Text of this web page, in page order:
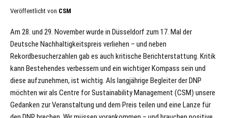
Veröffentlicht von CSM
Am 28. und 29. November wurde in Düsseldorf zum 17. Mal der
Deutsche Nachhaltigkeitspreis verliehen – und neben
Rekordbesucherzahlen gab es auch kritische Berichterstattung. Kritik
kann Bestehendes verbessern und ein wichtiger Kompass sein und
diese aufzunehmen, ist wichtig. Als langjährige Begleiter der DNP
möchten wir als Centre for Sustainability Management (CSM) unsere
Gedanken zur Veranstaltung und dem Preis teilen und eine Lanze für